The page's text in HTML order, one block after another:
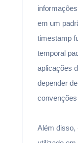
em um
timestamp
temporal
aplicações
depender
Além disso,